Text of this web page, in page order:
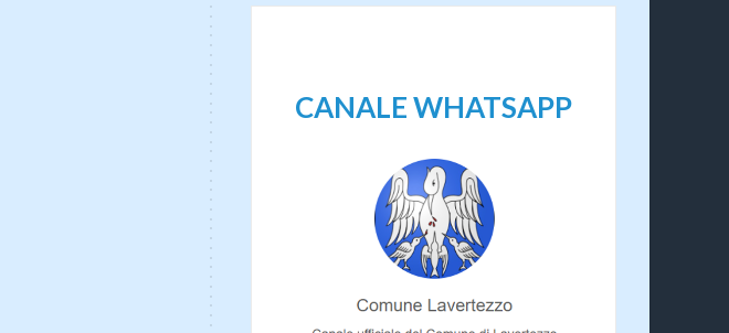
CANALE WHATSAPP